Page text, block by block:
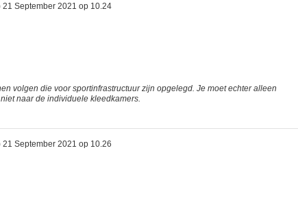
21 September 2021 op 10.24
volgen die voor sportinfrastructuur zijn opgelegd. Je moet echter alleen
naar de individuele kleedkamers.
21 September 2021 op 10.26